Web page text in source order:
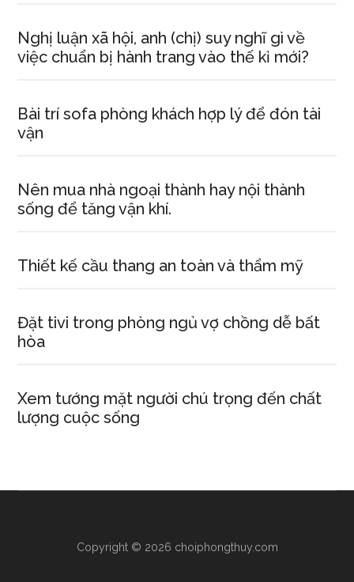
Nghị luận xã hội, anh (chị) suy nghĩ gì về
việc chuẩn bị hành trang vào thế kỉ mới?
Bài trí sofa phòng khách hợp lý để đón tài
vận
Nên mua nhà ngoại thành hay nội thành
sống để tăng vận khí.
Thiết kế cầu thang an toàn và thẩm mỹ
Đặt tivi trong phòng ngủ vợ chồng dễ bất
hòa
Xem tướng mặt người chú trọng đến chất
lượng cuộc sống
Copyright © 2026 choiphongthuy.com